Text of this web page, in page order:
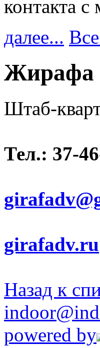
контакта
далее...
Жирафа
Штаб-
Тел.: 37-
girafadv.ru
Назад к
powered by